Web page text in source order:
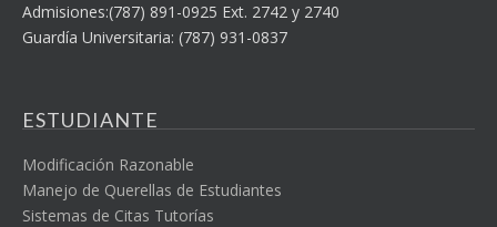
Admisiones:(787) 891-0925 Ext. 2742 y 2740
Guardía Universitaria: (787) 931-0837
ESTUDIANTE
Modificación Razonable
Manejo de Querellas de Estudiantes
Sistemas de Citas Tutorías